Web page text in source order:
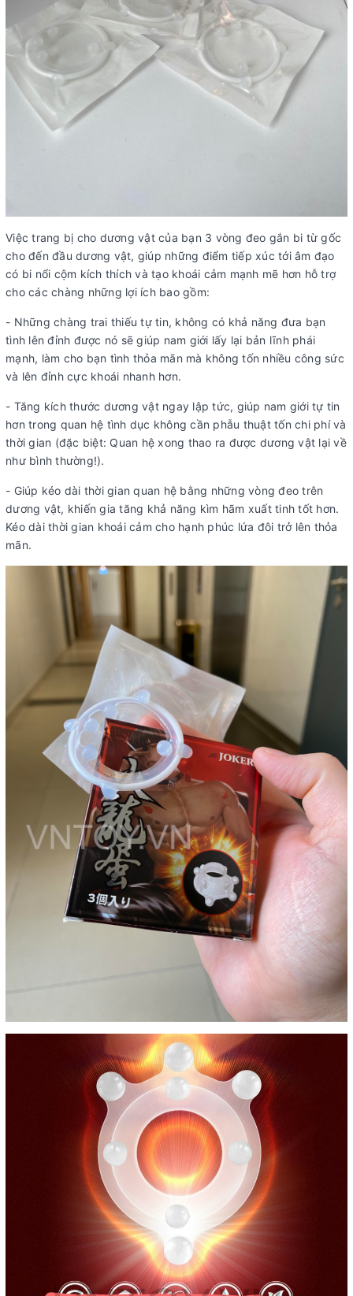
Việc trang bị cho dương vật của bạn 3 vòng đeo gắn bi từ gốc
cho đến đầu dương vật, giúp những điểm tiếp xúc tới âm đạo
có bi nổi cộm kích thích và tạo khoái cảm mạnh mẽ hơn hỗ trợ
cho các chàng những lợi ích bao gồm:
- Những chàng trai thiếu tự tin, không có khả năng đưa bạn
tình lên đỉnh được nó sẽ giúp nam giới lấy lại bản lĩnh phái
mạnh, làm cho bạn tình thỏa mãn mà không tốn nhiều công sức
và lên đỉnh cực khoái nhanh hơn.
- Tăng kích thước dương vật ngay lập tức, giúp nam giới tự tin
hơn trong quan hệ tình dục không cần phẫu thuật tốn chi phí và
thời gian (đặc biệt: Quan hệ xong thao ra được dương vật lại về
như bình thường!).
- Giúp kéo dài thời gian quan hệ bằng những vòng đeo trên
dương vật, khiến gia tăng khả năng kìm hãm xuất tinh tốt hơn.
Kéo dài thời gian khoái cảm cho hạnh phúc lứa đôi trở lên thỏa
mãn.